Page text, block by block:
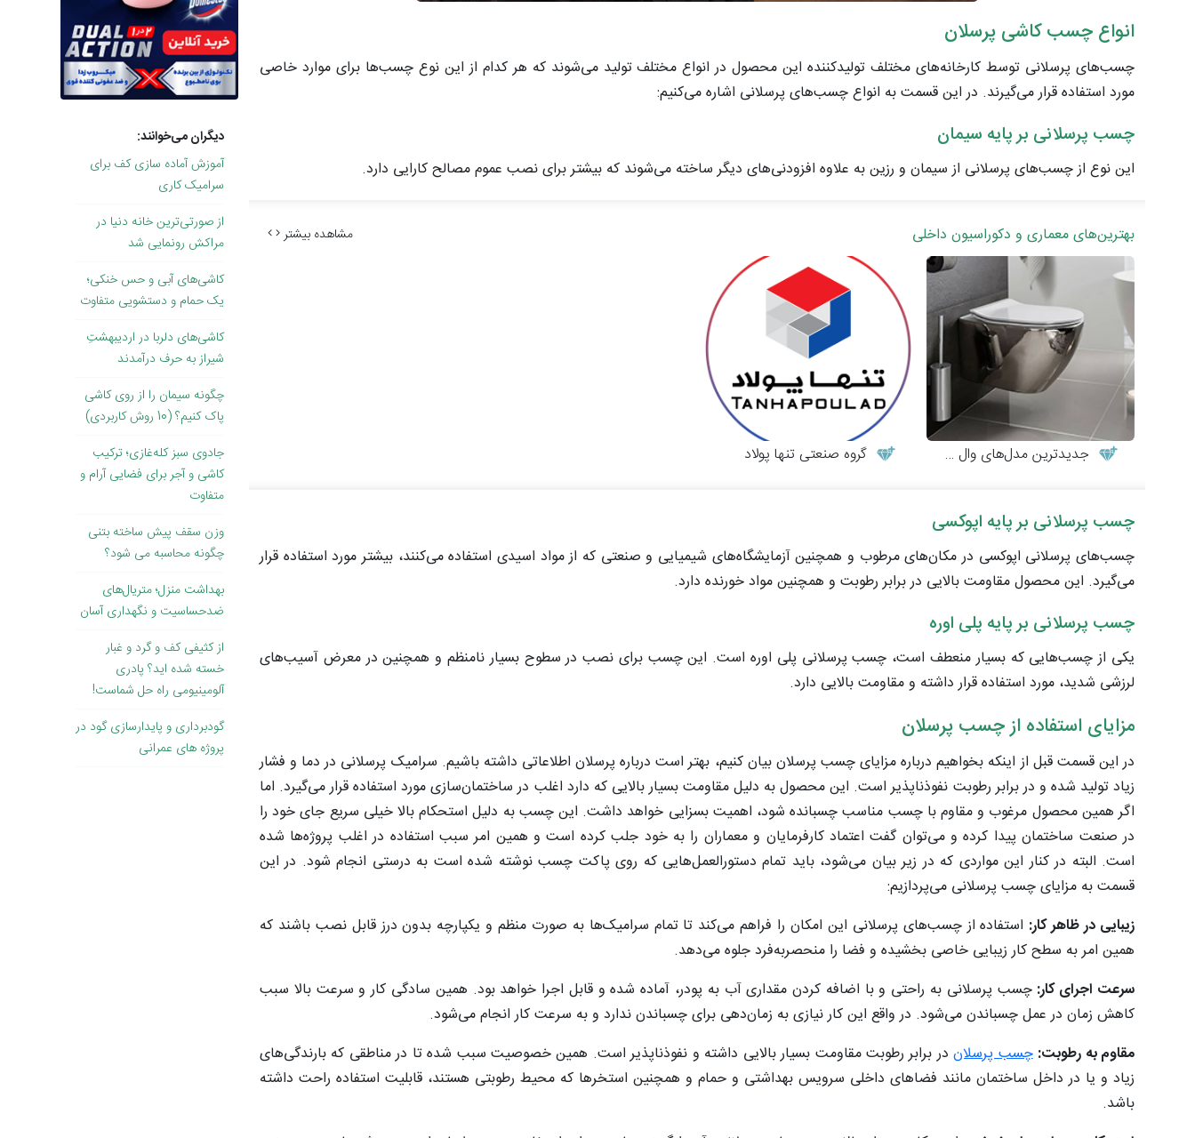
انواع چسب کاشی پرسلان
چسب‌های پرسلانی توسط کارخانه‌های مختلف تولیدکننده این محصول در انواع مختلف تولید می‌شوند که هر کدام از این نوع چسب‌ها برای موارد خاصی
مورد استفاده قرار می‌گیرند. در این قسمت به انواع چسب‌های پرسلانی اشاره می‌کنیم:
چسب پرسلانی بر پایه سیمان
این نوع از چسب‌های پرسلانی از سیمان و رزین به علاوه افزودنی‌های دیگر ساخته می‌شوند که بیشتر برای نصب عموم مصالح کارایی دارد.
بهترین‌های معماری و دکوراسیون داخلی مشاهده بیشتر
جدیدترین مدل‌های وال هنگ گروه صنعتی تنها پولاد
چسب پرسلانی بر پایه اپوکسی
چسب‌های پرسلانی اپوکسی در مکان‌های مرطوب و همچنین آزمایشگاه‌های شیمیایی و صنعتی که از مواد اسیدی استفاده می‌کنند، بیشتر مورد استفاده قرار
می‌گیرد. این محصول مقاومت بالایی در برابر رطوبت و همچنین مواد خورنده دارد.
چسب پرسلانی بر پایه پلی اوره
یکی از چسب‌هایی که بسیار منعطف است، چسب پرسلانی پلی اوره است. این چسب برای نصب در سطوح بسیار نامنظم و همچنین در معرض آسیب‌های
لرزشی شدید، مورد استفاده قرار داشته و مقاومت بالایی دارد.
مزایای استفاده از چسب پرسلان
در این قسمت قبل از اینکه بخواهیم درباره مزایای چسب پرسلان بیان کنیم، بهتر است درباره پرسلان اطلاعاتی داشته باشیم. سرامیک پرسلانی در دما و فشار
زیاد تولید شده و در برابر رطوبت نفوذناپذیر است. این محصول به دلیل مقاومت بسیار بالایی که دارد اغلب در ساختمان‌سازی مورد استفاده قرار می‌گیرد. اما
اگر همین محصول مرغوب و مقاوم با چسب مناسب چسبانده شود، اهمیت بسزایی خواهد داشت. این چسب به دلیل استحکام بالا خیلی سریع جای خود را
در صنعت ساختمان پیدا کرده و می‌توان گفت اعتماد کارفرمایان و معماران را به خود جلب کرده است و همین امر سبب استفاده در اغلب پروژه‌ها شده
است. البته در کنار این مواردی که در زیر بیان می‌شود، باید تمام دستورالعمل‌هایی که روی پاکت چسب نوشته شده است به درستی انجام شود. در این
قسمت به مزایای چسب پرسلانی می‌پردازیم:
زیبایی در ظاهر کار: استفاده از چسب‌های پرسلانی این امکان را فراهم می‌کند تا تمام سرامیک‌ها به صورت منظم و یکپارچه بدون درز قابل نصب باشند که
همین امر به سطح کار زیبایی خاصی بخشیده و فضا را منحصربه‌فرد جلوه می‌دهد.
سرعت اجرای کار: چسب پرسلانی به راحتی و با اضافه کردن مقداری آب به پودر، آماده شده و قابل اجرا خواهد بود. همین سادگی کار و سرعت بالا سبب
کاهش زمان در عمل چسباندن می‌شود. در واقع این کار نیازی به زمان‌دهی برای چسباندن ندارد و به سرعت کار انجام می‌شود.
مقاوم به رطوبت: چسب پرسلاندر برابر رطوبت مقاومت بسیار بالایی داشته و نفوذناپذیر است. همین خصوصیت سبب شده تا در مناطقی که بارندگی‌های
زیاد و یا در داخل ساختمان مانند فضاهای داخلی سرویس بهداشتی و حمام و همچنین استخرها که محیط رطوبتی هستند، قابلیت استفاده راحت داشته
باشد.
دیگران می‌خوانند:
آموزش آماده سازی کف برای
سرامیک کاری
از صورتی‌ترین خانه دنیا در
مراکش رونمایی شد
کاشی‌های آبی و حس خنکی؛
یک حمام و دستشویی متفاوت
کاشی‌های دلربا در اردیبهشتِ
شیراز به حرف درآمدند
چگونه سیمان را از روی کاشی
پاک کنیم؟ (10 روش کاربردی)
جادوی سبز کله‌غازی؛ ترکیب
کاشی و آجر برای فضایی آرام و
متفاوت
وزن سقف پیش ساخته بتنی
چگونه محاسبه می شود؟
بهداشت منزل؛ متریال‌های
ضد‌حساسیت و نگهداری آسان
از کثیفی کف و گرد و غبار
خسته شده اید؟ پادری
آلومینیومی راه حل شماست!
گودبرداری و پایدارسازی گود در
پروژه های عمرانی